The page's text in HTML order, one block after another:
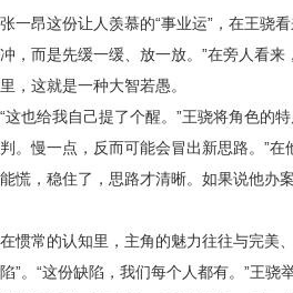
张一昂这份让人羡慕的“事业运”，在王骁
冲，而是先缓一缓、放一放。”在旁人看
里，这就是一种大智若愚。
“这也给我自己提了个醒。”王骁将角色的
判。慢一点，反而可能会冒出新思路。”
能慌，稳住了，思路才清晰。如果说他办
在惯常的认知里，主角的魅力往往与完美
陷”。“这份缺陷，我们每个人都有。”王